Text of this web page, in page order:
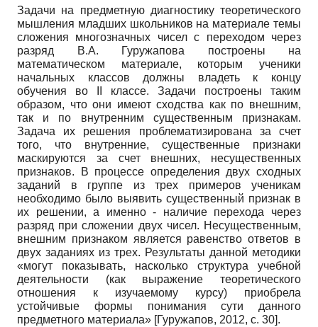
Задачи на предметную диагностику теоретического
мышления младших школьников на материале темы
сложения многозначных чисел с переходом через
разряд В.А. Гуружапова построены на
математическом материале, которым ученики
начальных классов должны владеть к концу
обучения во
классе. Задачи построены таким
образом, что они имеют сходства как по внешним,
так и по внутренним существенным признакам.
Задача их решения проблематизирована за счет
того, что внутренние, существенные признаки
маскируются за счет внешних, несущественных
признаков. В процессе определения двух сходных
заданий в группе из трех примеров ученикам
необходимо было выявить существенный признак в
их решении, а именно - наличие перехода через
разряд при сложении двух чисел. Несущественным,
внешним признаком является равенство ответов в
двух заданиях из трех. Результаты данной методики
«могут показывать, насколько структура учебной
деятельности (как выражение теоретического
отношения к изучаемому курсу) приобрела
устойчивые формы понимания сути данного
предметного материала» [Гуружапов, 2012, с. 30].